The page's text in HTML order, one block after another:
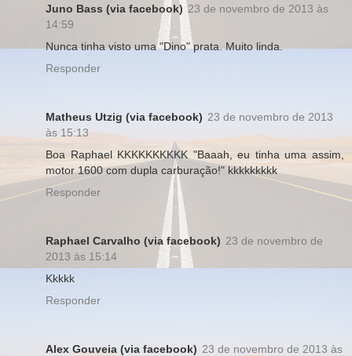
Juno Bass (via facebook) 23 de novembro de 2013 às
14:59
Nunca tinha visto uma "Dino" prata. Muito linda.
Responder
Matheus Utzig (via facebook) 23 de novembro de 2013
às 15:13
Boa Raphael KKKKKKKKKK "Baaah, eu tinha uma assim,
motor 1600 com dupla carburação!" kkkkkkkkk
Responder
Raphael Carvalho (via facebook) 23 de novembro de
2013 às 15:14
Kkkkk
Responder
Alex Gouveia (via facebook) 23 de novembro de 2013 às